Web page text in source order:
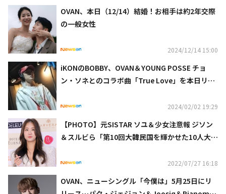
OVAN、本日（12/14）結婚！お相手は約2年交際
の一般女性
2024/12/14 15:00
iKONのBOBBY、OVAN＆YOUNG POSSE チョ
ン・ソネとのコラボ曲「True Love」を本日リリ
2024/02/02 19:29
【PHOTO】元SISTAR ソユ＆少女注意報 ジソン
＆スルビら「第10回大韓民国を輝かせた10人大
2022/07/27 16:18
OVAN、ニューシングル「今僕は」5月25日にリ